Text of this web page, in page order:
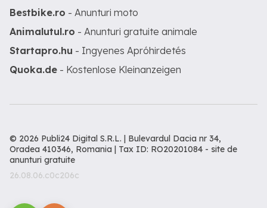
Bestbike.ro - Anunturi moto
Animalutul.ro - Anunturi gratuite animale
Startapro.hu - Ingyenes Apróhirdetés
Quoka.de - Kostenlose Kleinanzeigen
© 2026 Publi24 Digital S.R.L. | Bulevardul Dacia nr 34,
Oradea 410346, Romania | Tax ID: RO20201084 - site de
anunturi gratuite
26.08.06.c0c206c